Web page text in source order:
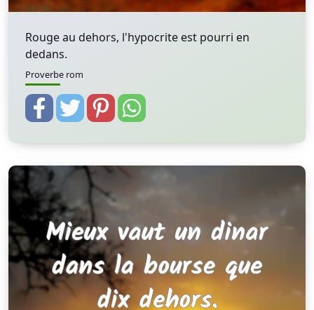
Rouge au dehors, l'hypocrite est pourri en
dedans.
Proverbe rom